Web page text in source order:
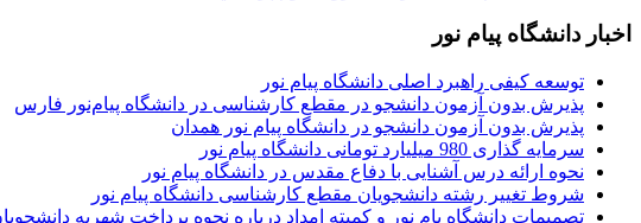
اخبار دانشگاه پیام نور
توسعه کیفی راهبرد اصلی دانشگاه پیام نور
پذیرش بدون آزمون دانشجو در مقطع کارشناسی در دانشگاه پیام‌نور فارس
پذیرش بدون آزمون دانشجو در دانشگاه پیام نور همدان
سرمایه گذاری 980 میلیارد تومانی دانشگاه پیام نور
نحوه ارائه درس آشنایی با دفاع مقدس در دانشگاه پیام نور
شروط تغییر رشته دانشجویان مقطع کارشناسی دانشگاه پیام نور
تصمیمات دانشگاه یام نور و کمیته امداد درباره نحوه پرداخت شهریه